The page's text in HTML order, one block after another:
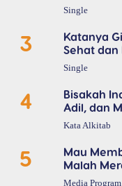
Single
3
Katanya
Sehat dan
Single
4
Bisakah
Adil, dan
Kata Alkitab
5
Mau
Malah
Media Program